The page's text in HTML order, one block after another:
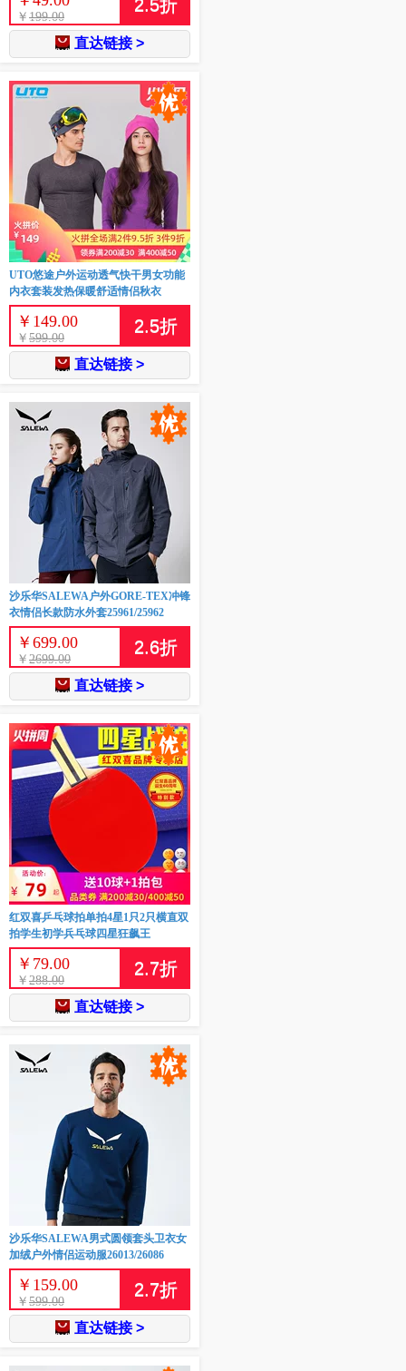
￥ 199.00
2.5折
直达链接 >
UTO悠途户外运动透气快干男女功能
内衣套装发热保暖舒适情侣秋衣
￥ 149.00
￥ 599.00
2.5折
直达链接 >
沙乐华SALEWA户外GORE-TEX冲锋
衣情侣长款防水外套25961/25962
￥ 699.00
￥ 2699.00
2.6折
直达链接 >
红双喜乒乓球拍单拍4星1只2只横直双
拍学生初学兵乓球四星狂飙王
￥ 79.00
￥ 288.00
2.7折
直达链接 >
沙乐华SALEWA男式圆领套头卫衣女
加绒户外情侣运动服26013/26086
￥ 159.00
￥ 599.00
2.7折
直达链接 >